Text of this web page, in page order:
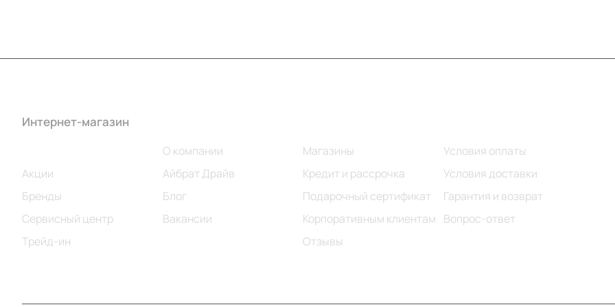
Интернет-магазин
Акции
Бренды
Сервисный центр
Трейд-ин
О компании
Айбрат Драйв
Блог
Вакансии
Магазины
Кредит и рассрочка
Подарочный сертификат
Корпоративным клиентам
Отзывы
Условия оплаты
Условия доставки
Гарантия и возврат
Вопрос-ответ